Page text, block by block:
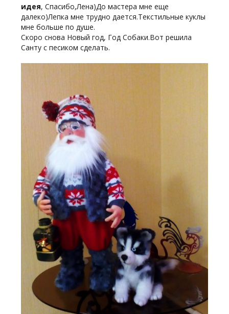
идея, Спасибо,Лена)До мастера мне еще
далеко)Лепка мне трудно дается.Текстильные куклы
мне больше по душе.
Скоро снова Новый год, Год Собаки.Вот решила
Санту с песиком сделать.